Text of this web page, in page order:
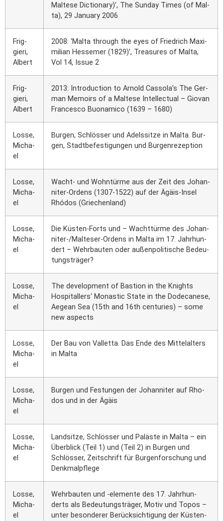
Mal­te­se Dic­tion­a­ry)’, The Sun­day Times (of Mal­
ta), 29 Janu­ary 2006
Frig­
gie­ri,
Albert
2008: ‘Mal­ta through the eyes of Fried­rich Maxi­
mi­li­an Hes­se­mer (1829)’, Tre­asu­res of Mal­ta,
Vol 14, Issue 2
Frig­
gie­ri,
Albert
2013: Intro­duc­tion to Arnold Cassola’s The Ger­
man Memoirs of a Mal­te­se Intellec­tu­al – Gio­van
Fran­ces­co Buo­na­mi­co (1639 – 1680)
Los­se,
Micha­
el
Bur­gen, Schlös­ser und Adels­sit­ze in Mal­ta. Bur­
gen, Stadt­be­fes­ti­gun­gen und Bur­gen­re­zep­ti­on
Los­se,
Micha­
el
Wacht- und Wohn­tür­me aus der Zeit des Johan­
ni­ter-Ordens (1307-1522) auf der Ägä­is-Insel
Rhó­dos (Grie­chen­land)
Los­se,
Micha­
el
Die Küs­ten-Forts und – Wacht­tür­me des Johan­
ni­ter-/Mal­te­ser-Ordens in Mal­ta im 17. Jahr­hun­
dert – Wehr­bau­ten oder außen­po­li­ti­sche Bedeu­
tungs­trä­ger?
Los­se,
Micha­
el
The deve­lo­p­ment of Bas­ti­on in the Knights
Hos­pi­tal­lers‘ Monastic Sta­te in the Dode­ca­ne­se,
Aege­an Sea (15th and 16th cen­tu­ries) – some
new aspects
Los­se,
Micha­
el
Der Bau von Val­let­ta. Das Ende des Mit­tel­al­ters
in Mal­ta
Los­se,
Micha­
el
Bur­gen und Fes­tun­gen der Johan­ni­ter auf Rho­
dos und in der Ägä­is
Los­se,
Micha­
el
Land­sit­ze, Schlös­ser und Paläs­te in Mal­ta – ein
Über­blick (Teil 1) und (Teil 2) in Bur­gen und
Schlös­ser, Zeit­schrift für Bur­gen­for­schung und
Denk­mal­pfle­ge
Los­se,
Micha­
el
Wehr­bau­ten und -ele­men­te des 17. Jahr­hun­
derts als Bedeu­tungs­trä­ger, Motiv und Topos –
unter beson­de­rer Berück­sich­ti­gung der Küs­ten­